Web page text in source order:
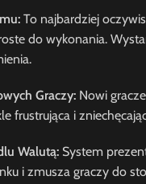
To najbardziej
do wykonania.
Graczy: Nowi
frustrująca i
Walutą: System
i zmusza graczy do